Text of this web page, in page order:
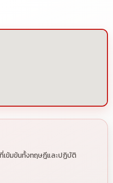
เข้มข้นทั้งทฤษฎีและปฏิบัติ